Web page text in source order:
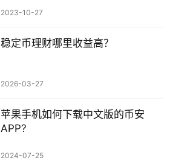
2023-10-27
稳定币理财哪里收益高？
2026-03-27
苹果手机如何下载中文版的币安
APP?
2024-07-25